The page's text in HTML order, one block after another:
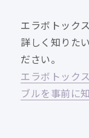
エラボトック
詳しく知りた
ださい。
エラボトック
ブルを事前に